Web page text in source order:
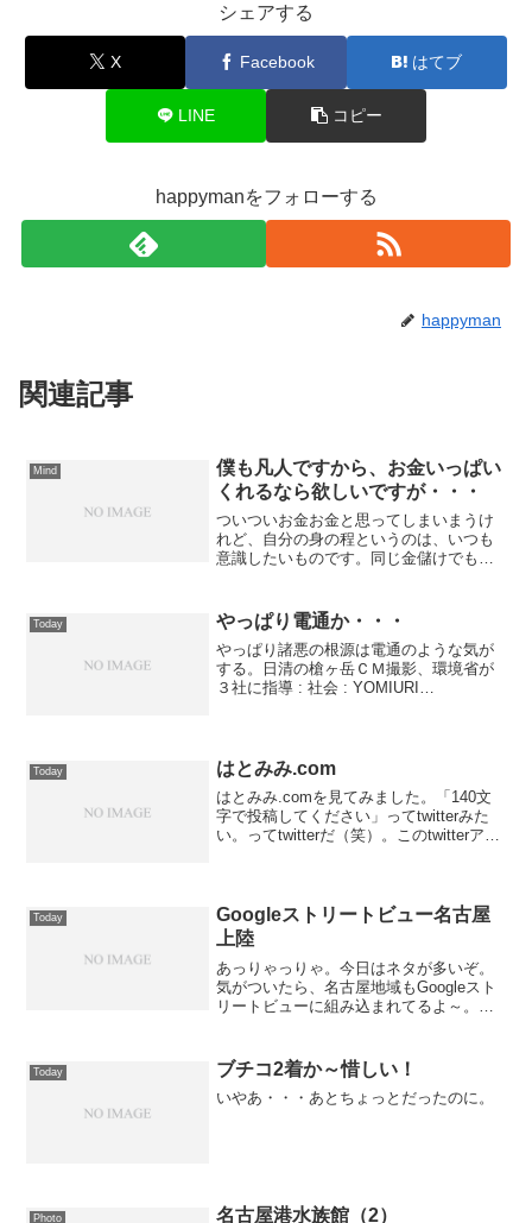
シェアする
X Facebook はてブ
LINE コピー
happymanをフォローする
happyman
関連記事
Mind
僕も凡人ですから、お金いっぱい
くれるなら欲しいですが・・・
ついついお金お金と思ってしまいまうけ
れど、自分の身の程というのは、いつも
意識したいものです。同じ金儲けでも儲
し」 御 教
歌 銭もうけ
へらへら...
Today やっぱり電通か・・・
やっぱり諸悪の根源は電通のような気が
する。日清の槍ヶ岳ＣＭ撮影、環境省が
３社に指導 : 社会 : YOMIURI
ラ王」のテレ...
Today はとみみ.com
はとみみ.comを見てみました。「140文
字で投稿してください」ってtwitterみた
い。ってtwitterだ（笑）。このtwitterアカ
Today
Googleストリートビュー名古屋
上陸
あっりゃっりゃ。今日はネタが多いぞ。
気がついたら、名古屋地域もGoogleスト
リートビューに組み込まれてるよ～。職
ブログを書くならBlogWrite
Today ブチコ2着か～惜しい！
いやあ・・・あとちょっとだったのに。
Photo 名古屋港水族館（2）